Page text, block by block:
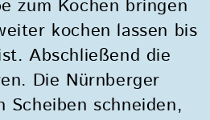
zum Kochen bringen
kochen lassen bis
Abschließend die
Die Nürnberger
Scheiben schneiden,